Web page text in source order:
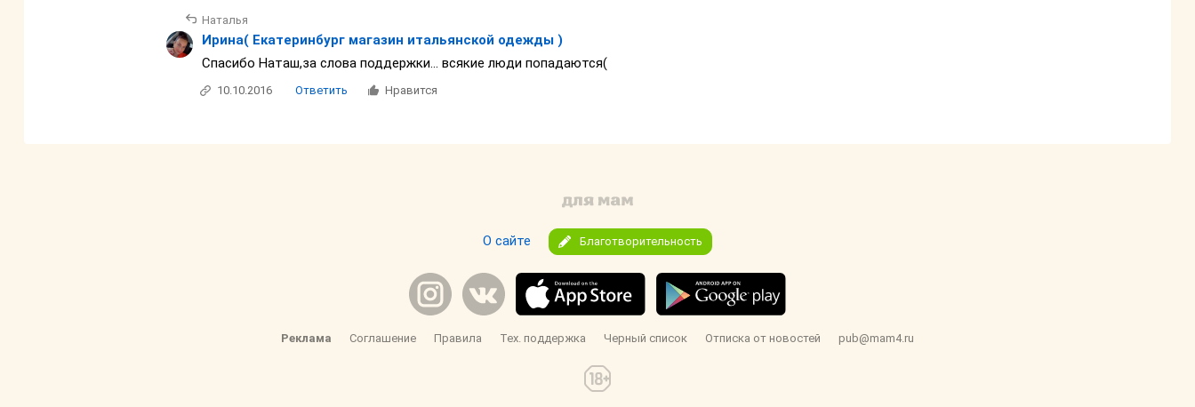
Наталья
Ирина( Екатеринбург магазин итальянской одежды )
Спасибо Наташ,за слова поддержки... всякие люди попадаются(
10.10.2016 Ответить Нравится
О сайте Благотворительность
Реклама Соглашение Правила Тех. поддержка Черный список Отписка от новостей pub@mam4.ru